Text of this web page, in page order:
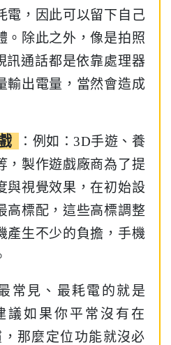
電，因此可以留下自己
。除此之外，像是拍照
訊通話都是依靠處理器
輸出電量，當然會造成
：例如：3D手遊、養
，製作遊戲廠商為了提
與視覺效果，在初始設
高標配，這些高標調整
產生不少的負擔，手機
常見、最耗電的就是
議如果你平常沒有在
那麼定位功能就沒必